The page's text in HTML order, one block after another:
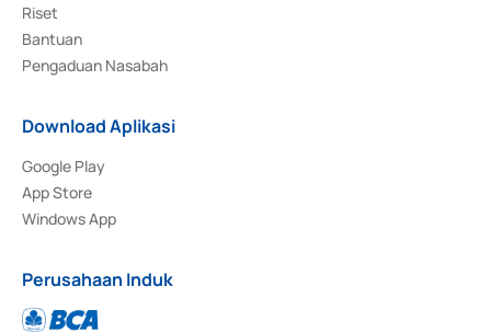
Riset
Bantuan
Pengaduan Nasabah
Download Aplikasi
Google Play
App Store
Windows App
Perusahaan Induk